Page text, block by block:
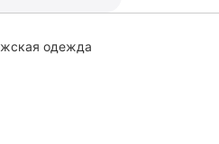
одежда